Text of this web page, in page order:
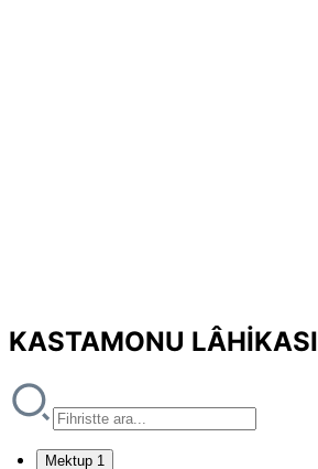
KASTAMONU LÂHİKASI
Mektup 1